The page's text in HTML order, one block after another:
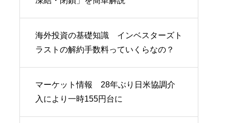
海外投資の基礎知識 インベスターズト
ラストの解約手数料っていくらなの？
マーケット情報 28年ぶり日米協調介
入により一時155円台に